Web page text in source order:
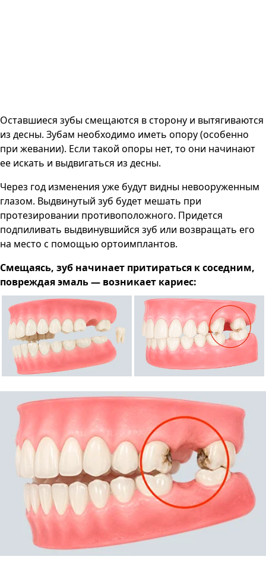
Оставшиеся зубы смещаются в сторону и вытягиваются
из десны. Зубам необходимо иметь опору (особенно
при жевании). Если такой опоры нет, то они начинают
ее искать и выдвигаться из десны.
Через год изменения уже будут видны невооруженным
глазом. Выдвинутый зуб будет мешать при
протезировании противоположного. Придется
подпиливать выдвинувшийся зуб или возвращать его
на место с помощью ортоимплантов.
Смещаясь, зуб начинает притираться к соседним,
повреждая эмаль — возникает кариес: